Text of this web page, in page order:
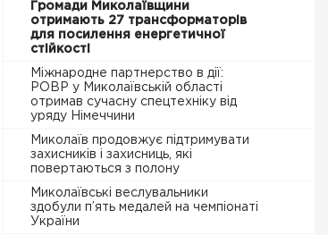
Громади Миколаївщини
отримають 27 трансформаторів
для посилення енергетичної
стійкості
Міжнародне партнерство в дії:
РОВР у Миколаївській області
отримав сучасну спецтехніку від
уряду Німеччини
Миколаїв продовжує підтримувати
захисників і захисниць, які
повертаються з полону
Миколаївські веслувальники
здобули п’ять медалей на чемпіонаті
України